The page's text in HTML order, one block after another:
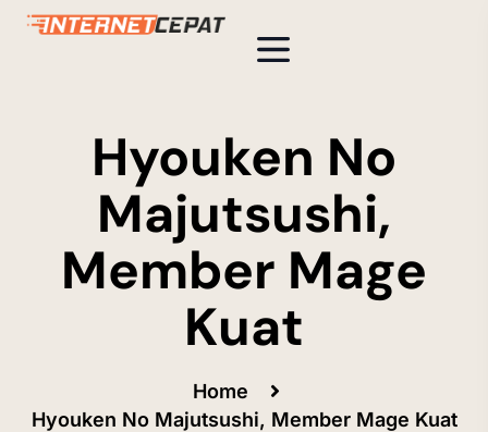
Hyouken No
Majutsushi,
Member Mage
Kuat
Home
Hyouken No Majutsushi, Member Mage Kuat